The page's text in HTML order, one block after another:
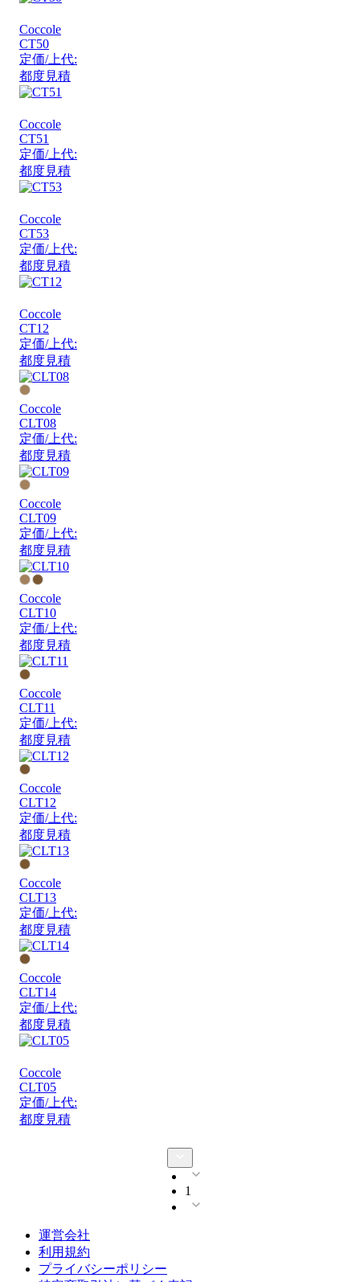
Coccole
CT50
定価/上代:
都度見積
Coccole
CT51
定価/上代:
都度見積
Coccole
CT53
定価/上代:
都度見積
Coccole
CT12
定価/上代:
都度見積
Coccole
CLT08
定価/上代:
都度見積
Coccole
CLT09
定価/上代:
都度見積
Coccole
CLT10
定価/上代:
都度見積
Coccole
CLT11
定価/上代:
都度見積
Coccole
CLT12
定価/上代:
都度見積
Coccole
CLT13
定価/上代:
都度見積
Coccole
CLT14
定価/上代:
都度見積
Coccole
CLT05
定価/上代:
都度見積
1
運営会社
利用規約
プライバシーポリシー